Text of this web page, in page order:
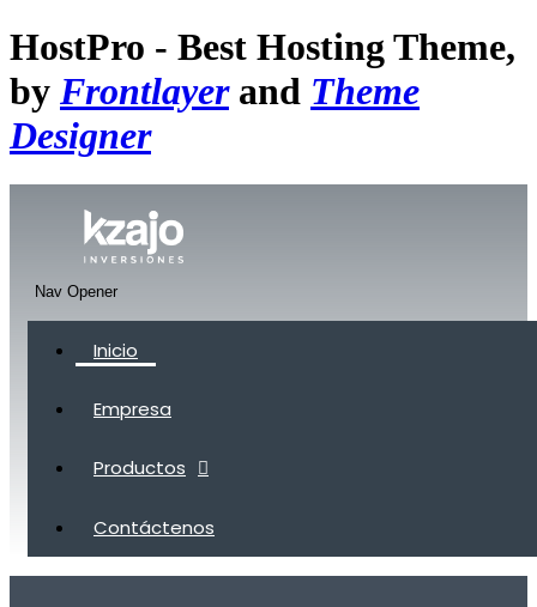
HostPro - Best Hosting Theme,
by Frontlayerand Theme
Designer
Nav Opener
Inicio
Empresa
Productos
Contáctenos